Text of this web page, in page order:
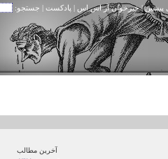
پیشین|خبرخوان آر اس اس | پادکست | جستجو:
آخرین مطالب